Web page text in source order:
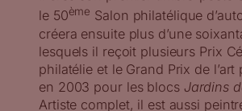
le 50ème Salon philatélique
créera ensuite plus d’une
lesquels il reçoit plusieurs Prix
philatélie et le Grand Prix de l’art
en 2003 pour les blocs Jardins
Artiste complet, il est aussi